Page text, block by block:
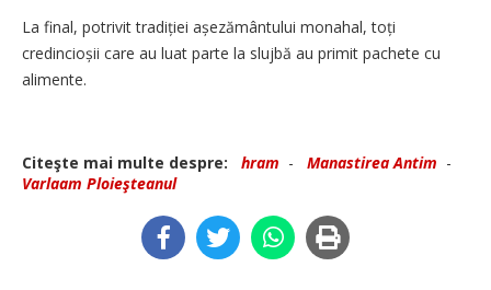
La final, potrivit tradiției așezământului monahal, toți
credincioșii care au luat parte la slujbă au primit pachete cu
alimente.
Citeşte mai multe despre: hram - Manastirea Antim -
Varlaam Ploieşteanul